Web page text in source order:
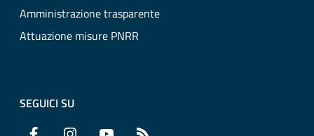
Amministrazione trasparente
Attuazione misure PNRR
SEGUICI SU